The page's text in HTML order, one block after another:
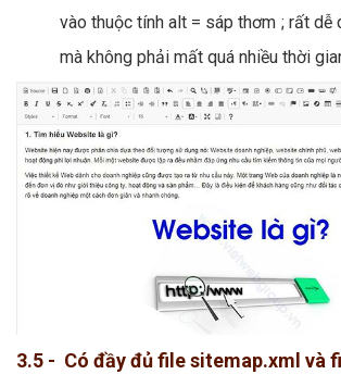
vào thuộc tính alt = sáp thơm ; rất dễ
mà không phải mất quá nhiều thời
3.5 - Có đầy đủ file sitemap.xml và